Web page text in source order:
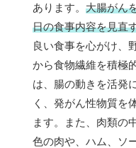
あります。 大腸がん
日の食事内容を見直
良い食事を心がけ、
から食物繊維を積極
は、腸の動きを活発
く、発がん性物質を
ます。また、肉類の
色の肉や、ハム、ソ